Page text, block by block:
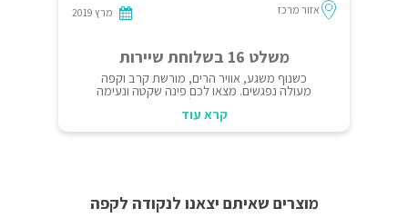
אזור מרכז מרץ 2019
משלט 16 בשלוחת שיירות
כשנוף משגע, אוויר הרים, מורשת קרב וקפה
מעולה נפגשים. מצאו לכם פינה שקטה ונעימה
בתוך החורש והירוק, תנו לרחש הגזייה, ערבוב
הקפה והלגימות להיות הרעשים היחידים שיפיגו
את הדממה ופשוט תיהנו מכל רגע. משלט 16
לאבטח את הדרך לירושלים.
קרא עוד
מוצרים שאיתם יצאנו לנקודה לקפה